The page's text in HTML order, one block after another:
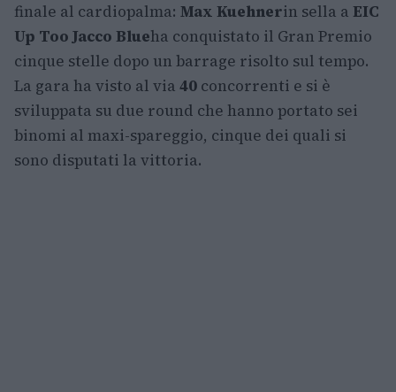
finale al cardiopalma: Max Kuehnerin sella a EIC
Up Too Jacco Blueha conquistato il Gran Premio
cinque stelle dopo un barrage risolto sul tempo.
La gara ha visto al via 40 concorrenti e si è
sviluppata su due round che hanno portato sei
binomi al maxi-spareggio, cinque dei quali si
sono disputati la vittoria.